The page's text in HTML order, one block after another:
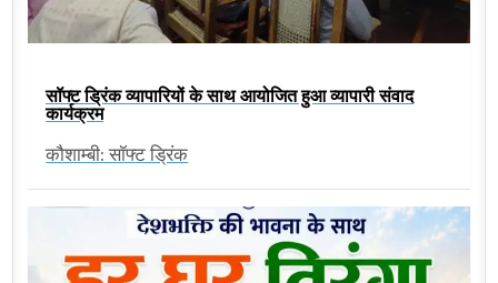
सॉफ्ट ड्रिंक व्यापारियों के साथ आयोजित हुआ व्यापारी संवाद
कार्यक्रम
कौशाम्बी: सॉफ्ट ड्रिंक